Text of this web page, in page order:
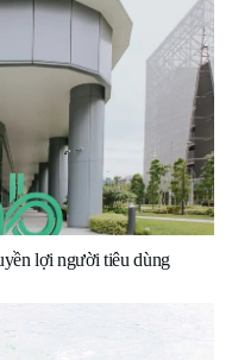
lợi người tiêu dùng